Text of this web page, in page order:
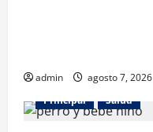
admin agosto 7, 2026
Principal
Salud